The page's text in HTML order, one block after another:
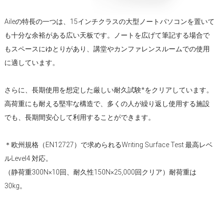
Aileの特長の一つは、15インチクラスの大型ノートパソコンを置いて
も十分な余裕がある広い天板です。ノートを広げて筆記する場合で
もスペースにゆとりがあり、講堂やカンファレンスルームでの使用
に適しています。
さらに、長期使用を想定した厳しい耐久試験*をクリアしています。
高荷重にも耐える堅牢な構造で、多くの人が繰り返し使用する施設
でも、長期間安心して利用することができます。
＊欧州規格（EN12727）で求められるWriting Surface Test 最高レベ
ルLevel4 対応。
（静荷重300N×10回、耐久性150N×25,000回クリア）耐荷重は
30kg。